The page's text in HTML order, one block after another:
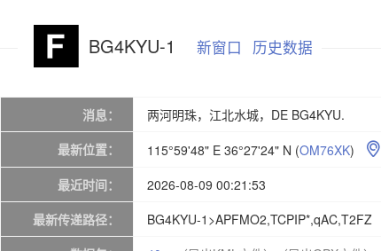
BG4KYU-1 新窗口 历史数据
消息：
两河明珠，江北水城，DE BG4KYU.
最新位置：
115°59'48" E 36°27'24" N (OM76XK) 
最近时间：
2026-08-09 00:21:53
最新传递路径：
BG4KYU-1>APFMO2,TCPIP*,qAC,T2FZ